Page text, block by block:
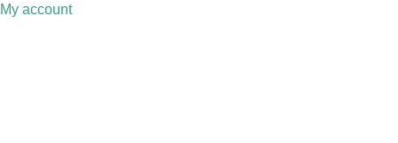
My account